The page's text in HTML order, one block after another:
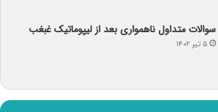
سوالات متداول ناهمواری بعد از لیپوماتیک غبغب
۵ تیر ۱۴۰۲